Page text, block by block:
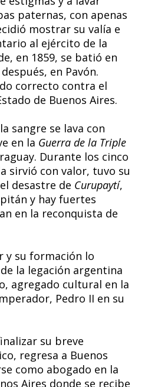
paternas, con apenas
mostrar su valía e
al ejército de la
en 1859, se batió en
en Pavón.
correcto contra el
de Buenos Aires.
sangre se lava con
en la Guerra de la Triple
Durante los cinco
sirvió con valor, tuvo su
desastre de Curupaytí,
y hay fuertes
en la reconquista de
y su formación lo
la legación argentina
agregado cultural en la
Pedro II en su
su breve
regresa a Buenos
como abogado en la
Aires donde se recibe